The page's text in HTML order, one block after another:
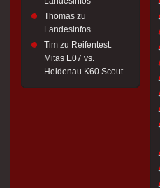
Thomas zu
Landesinfos
Tim zu Reifentest:
Mitas E07 vs.
Heidenau K60 Scout